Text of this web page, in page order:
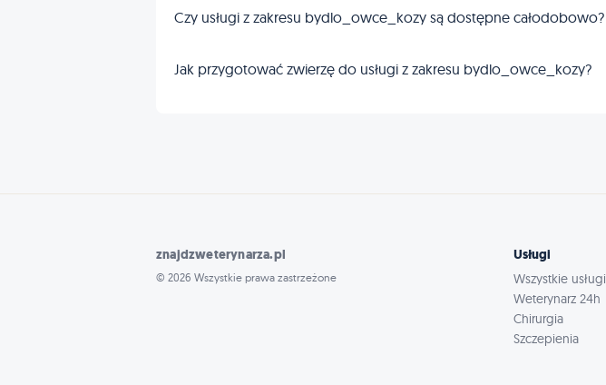
Czy usługi z zakresu bydlo_owce_kozy są dostępne całodobowo?
Jak przygotować zwierzę do usługi z zakresu bydlo_owce_kozy?
znajdzweterynarza.pl
© 2026 Wszystkie prawa zastrzeżone
Usługi
Wszystkie usługi
Weterynarz 24h
Chirurgia
Szczepienia